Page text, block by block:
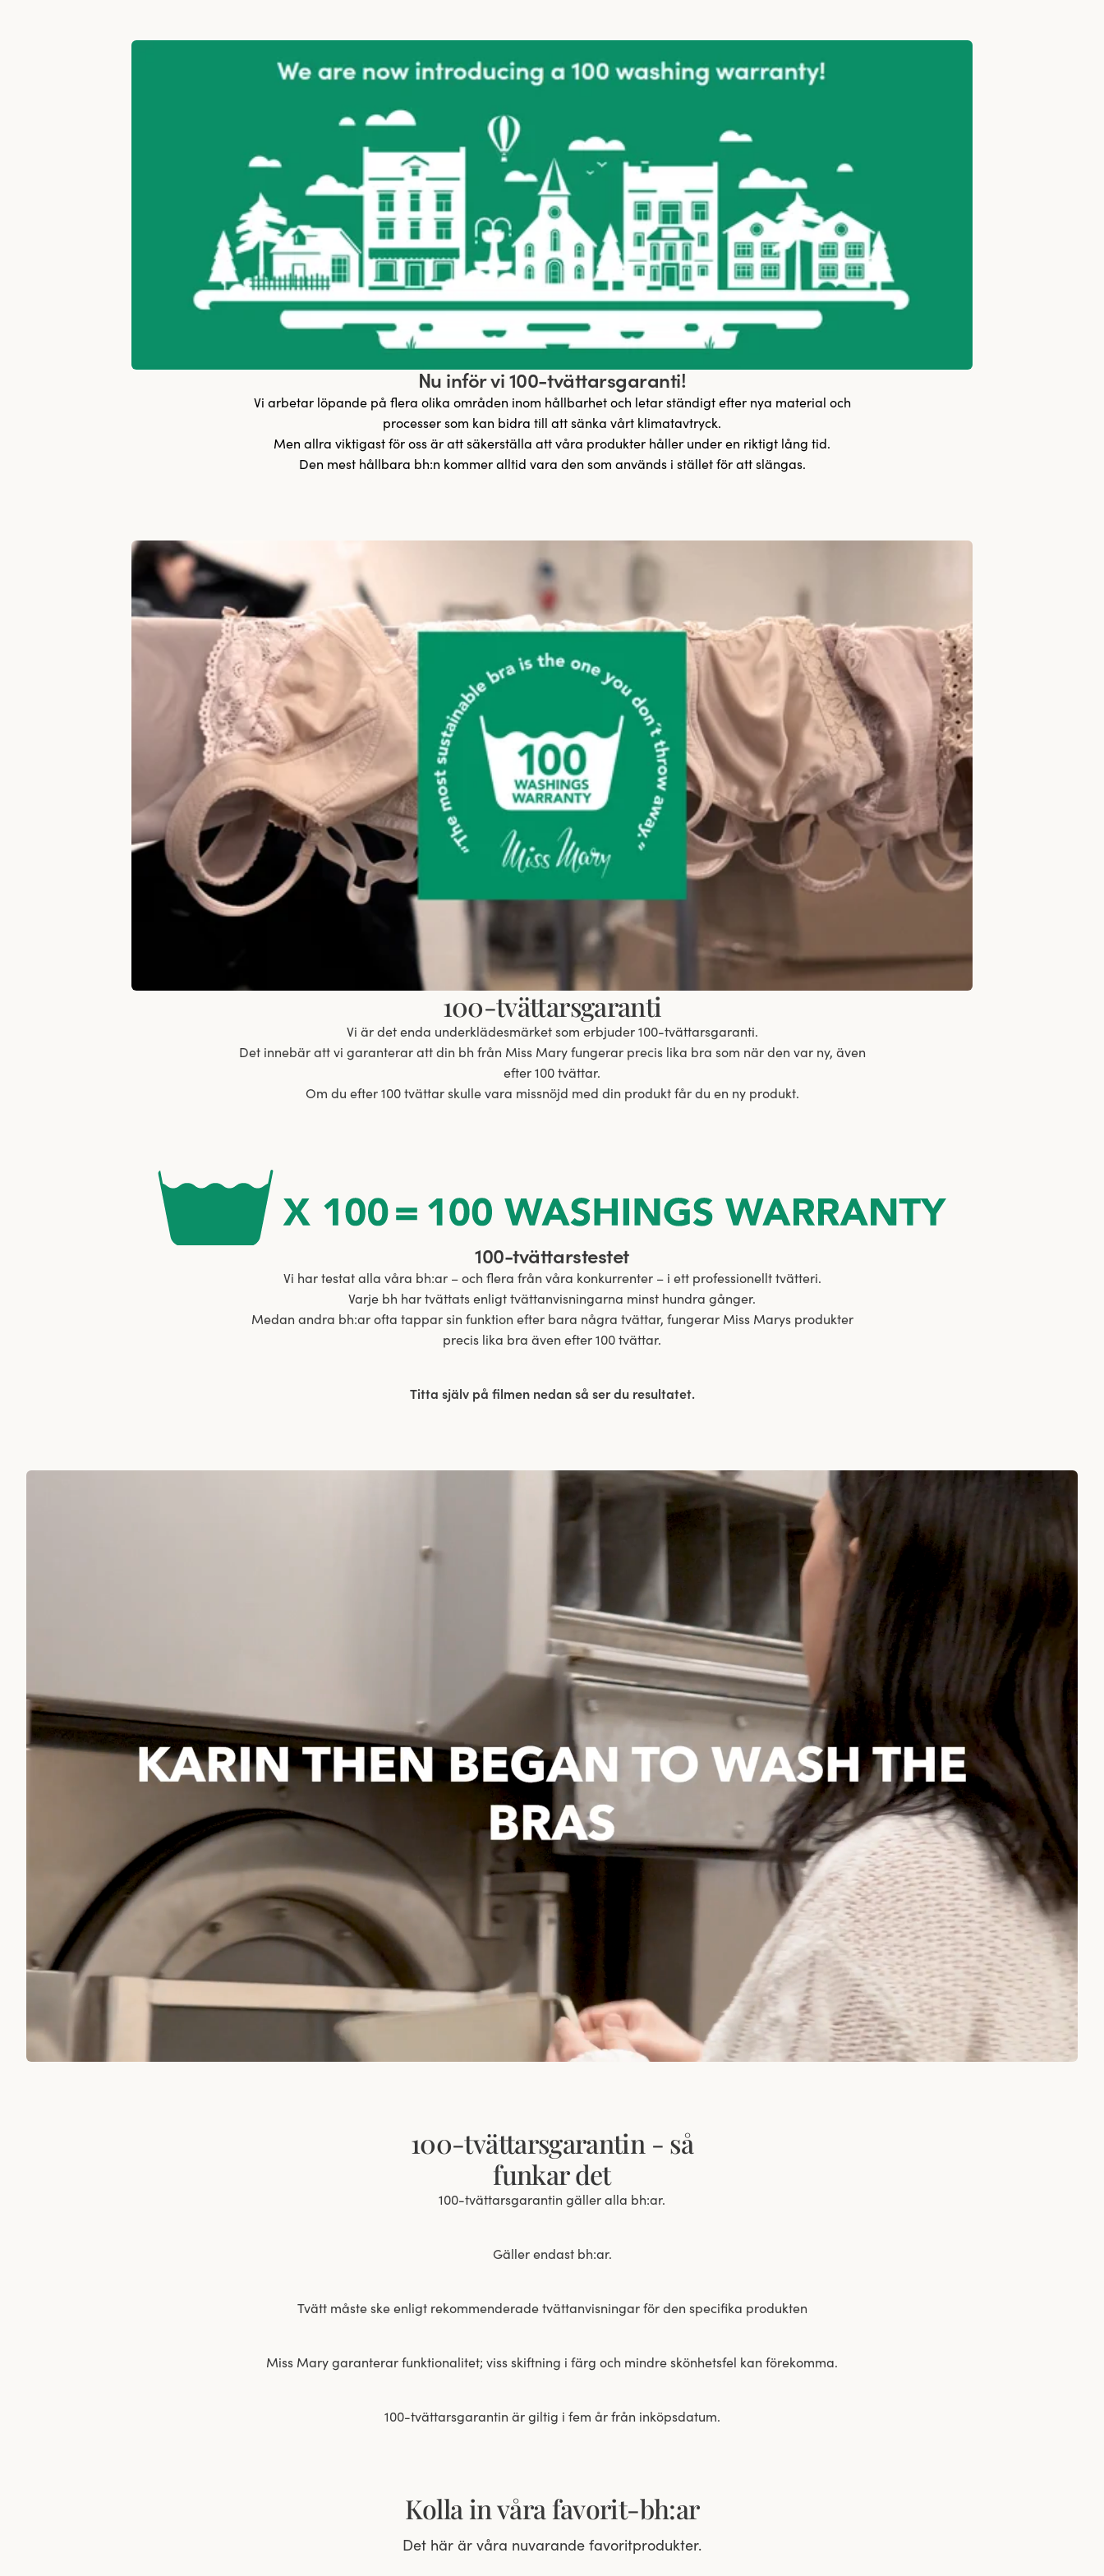
Nu inför vi 100-tvättarsgaranti!
Vi arbetar löpande på flera olika områden inom hållbarhet och letar ständigt efter nya material och
processer som kan bidra till att sänka vårt klimatavtryck.
Men allra viktigast för oss är att säkerställa att våra produkter håller under en riktigt lång tid.
Den mest hållbara bh:n kommer alltid vara den som används i stället för att slängas.
100-tvättarsgaranti
Vi är det enda underklädesmärket som erbjuder 100-tvättarsgaranti.
Det innebär att vi garanterar att din bh från Miss Mary fungerar precis lika bra som när den var ny, även
efter 100 tvättar.
Om du efter 100 tvättar skulle vara missnöjd med din produkt får du en ny produkt.
100-tvättarstestet
Vi har testat alla våra bh:ar – och flera från våra konkurrenter – i ett professionellt tvätteri.
Varje bh har tvättats enligt tvättanvisningarna minst hundra gånger.
Medan andra bh:ar ofta tappar sin funktion efter bara några tvättar, fungerar Miss Marys produkter
precis lika bra även efter 100 tvättar.
Titta själv på filmen nedan så ser du resultatet.
100-tvättarsgarantin - så
funkar det
100-tvättarsgarantin gäller alla bh:ar.
Gäller endast bh:ar.
Tvätt måste ske enligt rekommenderade tvättanvisningar för den specifika produkten
Miss Mary garanterar funktionalitet; viss skiftning i färg och mindre skönhetsfel kan förekomma.
100-tvättarsgarantin är giltig i fem år från inköpsdatum.
Kolla in våra favorit-bh:ar
Det här är våra nuvarande favoritprodukter.